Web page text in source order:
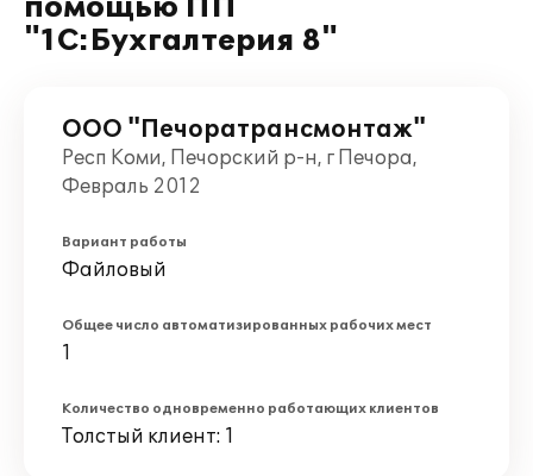
помощью ПП
"1С:Бухгалтерия 8"
ООО "Печоратрансмонтаж"
Респ Коми, Печорский р-н, г Печора,
Февраль 2012
Вариант работы
Файловый
Общее число автоматизированных рабочих мест
1
Количество одновременно работающих клиентов
Толстый клиент: 1